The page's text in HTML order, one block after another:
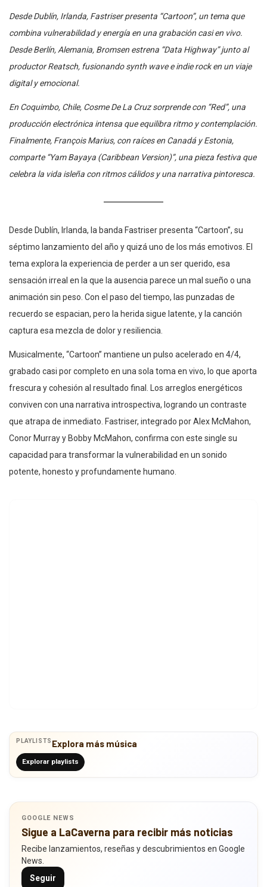
Desde Dublín, Irlanda, Fastriser presenta “Cartoon”, un tema que
combina vulnerabilidad y energía en una grabación casi en vivo.
Desde Berlín, Alemania, Bromsen estrena “Data Highway” junto al
productor Reatsch, fusionando synth wave e indie rock en un viaje
digital y emocional.
En Coquimbo, Chile, Cosme De La Cruz sorprende con “Red”, una
producción electrónica intensa que equilibra ritmo y contemplación.
Finalmente, François Marius, con raíces en Canadá y Estonia,
comparte “Yam Bayaya (Caribbean Version)”, una pieza festiva que
celebra la vida isleña con ritmos cálidos y una narrativa pintoresca.
Desde Dublín, Irlanda, la banda Fastriser presenta “Cartoon”, su
séptimo lanzamiento del año y quizá uno de los más emotivos. El
tema explora la experiencia de perder a un ser querido, esa
sensación irreal en la que la ausencia parece un mal sueño o una
animación sin peso. Con el paso del tiempo, las punzadas de
recuerdo se espacian, pero la herida sigue latente, y la canción
captura esa mezcla de dolor y resiliencia.
Musicalmente, “Cartoon” mantiene un pulso acelerado en 4/4,
grabado casi por completo en una sola toma en vivo, lo que aporta
frescura y cohesión al resultado final. Los arreglos energéticos
conviven con una narrativa introspectiva, logrando un contraste
que atrapa de inmediato. Fastriser, integrado por Alex McMahon,
Conor Murray y Bobby McMahon, confirma con este single su
capacidad para transformar la vulnerabilidad en un sonido
potente, honesto y profundamente humano.
PLAYLISTS Explora más música
Explorar playlists
GOOGLE NEWS
Sigue a LaCaverna para recibir más noticias
Recibe lanzamientos, reseñas y descubrimientos en Google
News.
Seguir